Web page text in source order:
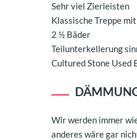
Sehr viel Zierleisten
Klassische Treppe
2 ½ Bäder
Teilunterkellerung
Cultured Stone Used
Wir werden immer
anderes wäre gar